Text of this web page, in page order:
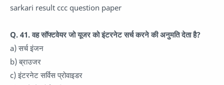
sarkari result ccc question paper
Q. 41. वह सॉफ्टवेयर जो यूजर को इंटरनेट सर्च करने की अनुमति देता है?
a) सर्च इंजन
b) ब्राउजर
c) इंटरनेट सर्विस प्रोवाइडर